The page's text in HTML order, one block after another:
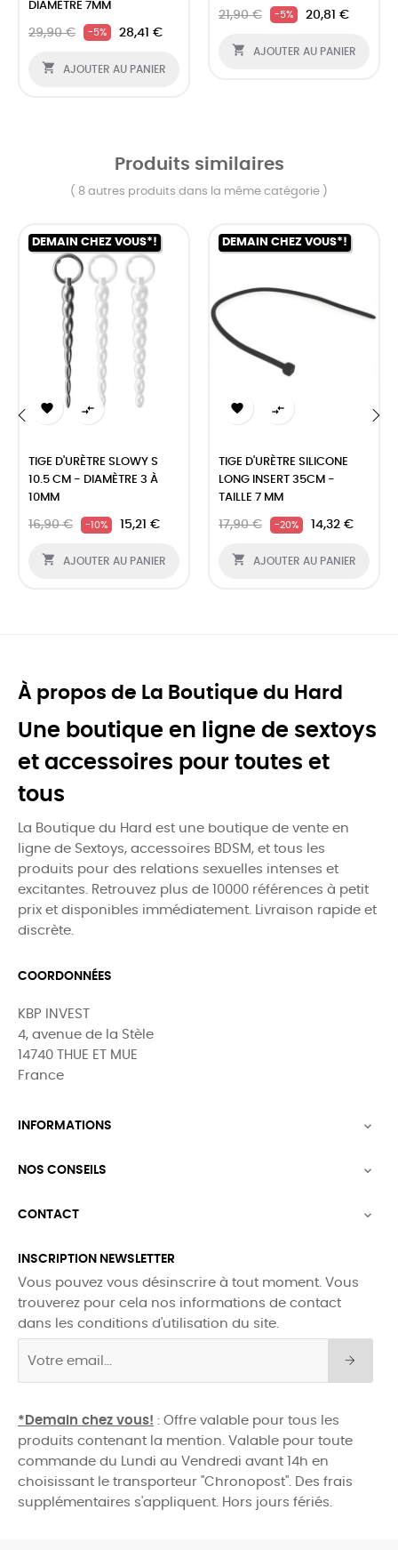
DIAMÈTRE 7MM
29,90 € -5% 28,41 €
 AJOUTER AU PANIER
21,90 € -5% 20,81 €
 AJOUTER AU PANIER
Produits similaires
( 8 autres produits dans la même catégorie )
DEMAIN CHEZ VOUS*!
 
TIGE D'URÈTRE SLOWY S
10.5 CM - DIAMÈTRE 3 À
10MM
16,90 € -10% 15,21 €
 AJOUTER AU PANIER
DEMAIN CHEZ VOUS*!
 
TIGE D'URÈTRE SILICONE
LONG INSERT 35CM -
TAILLE 7 MM
17,90 € -20% 14,32 €
 AJOUTER AU PANIER
À propos de La Boutique du Hard
Une boutique en ligne de sextoys
et accessoires pour toutes et
tous
La Boutique du Hard est une boutique de vente en
ligne de Sextoys, accessoires BDSM, et tous les
produits pour des relations sexuelles intenses et
excitantes. Retrouvez plus de 10000 références à petit
prix et disponibles immédiatement. Livraison rapide et
discrète.
COORDONNÉES
KBP INVEST
4, avenue de la Stèle
14740 THUE ET MUE
France
INFORMATIONS 
NOS CONSEILS 
CONTACT 
INSCRIPTION NEWSLETTER
Vous pouvez vous désinscrire à tout moment. Vous
trouverez pour cela nos informations de contact
dans les conditions d'utilisation du site.
*Demain chez vous! : Offre valable pour tous les
produits contenant la mention. Valable pour toute
commande du Lundi au Vendredi avant 14h en
choisissant le transporteur "Chronopost". Des frais
supplémentaires s'appliquent. Hors jours fériés.